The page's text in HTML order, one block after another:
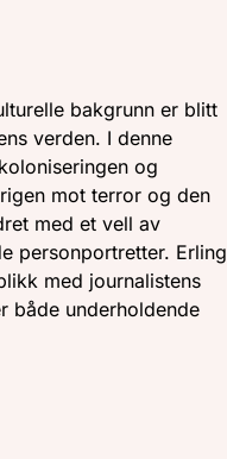
bakgrunn er blitt
verden. I denne
og
mot terror og den
med et vell av
personportretter. Erling
med journalistens
både underholdende